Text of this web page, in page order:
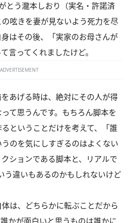
とう瀧本しおり（実名・許諾済
呟きを妻が見ないよう死力を尽
はその後、「実家のお母さんが
言ってくれましたけど。
ADVERTISEMENT
あげる時は、絶対にその人が得
て思うんです。もちろん脚本を
ということだけを考えて、「誰
のを気にしすぎるのはよくない
ションである脚本と、リアルで
違いもあるのかもしれないけど
は、どちらかに転ぶことだから